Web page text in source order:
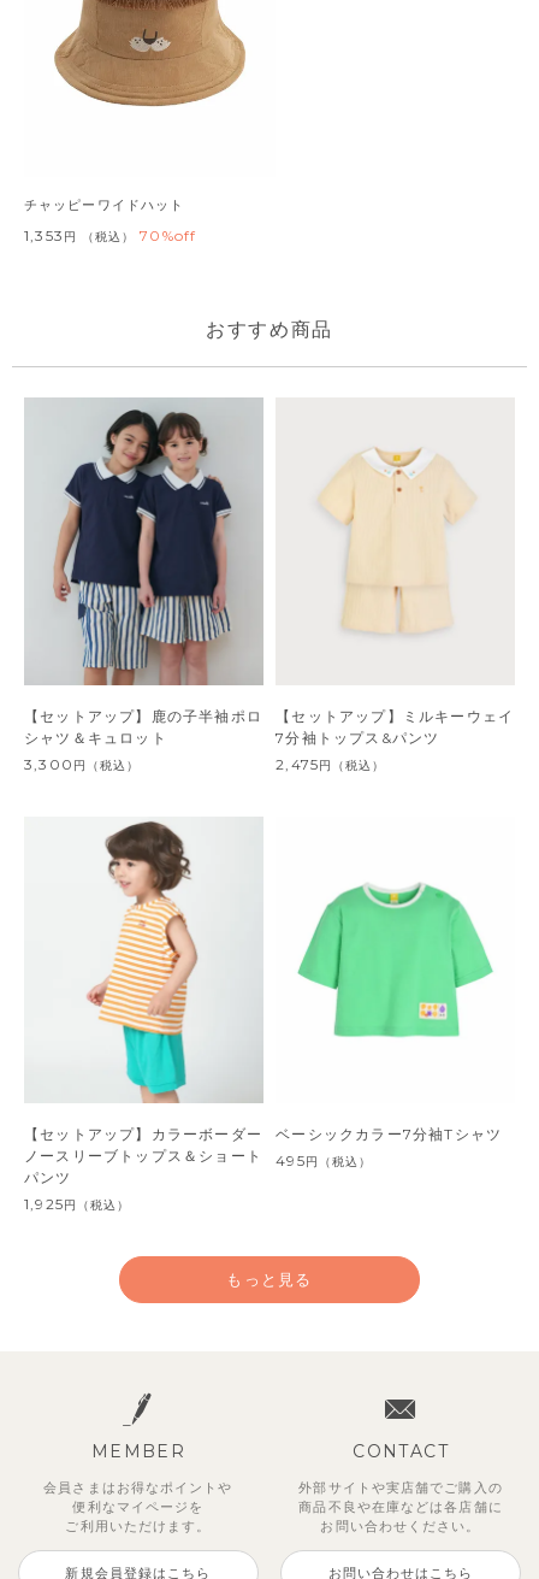
チャッピーワイドハット
1,353 税込 70%off
おすすめ商品
【セットアップ】鹿の子半袖ポロ
シャツ＆キュロット
3,300 円 （税込）
【セットアップ】ミルキーウェイ
7分袖トップス&パンツ
2,475円 （税込）
【セットアップ】カラーボーダー
ノースリーブトップス＆ショート
パンツ
1,925円 （税込）
ベーシックカラー7分袖Tシャツ
495円 （税込）
もっと見る
MEMBER
会員さまはお得なポイントや
便利な マイページを
ご利用いただけます。
新規会員登録はこちら
CONTACT
外部サイトや実店舗でご購入の
商品不良や在庫などは各店舗に
お問い合わせください。
お問い合わせはこちら